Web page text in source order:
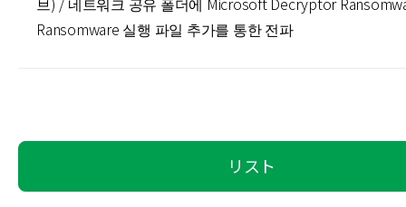
Ransomware 실행 파일 추가를 통한 전파
リスト